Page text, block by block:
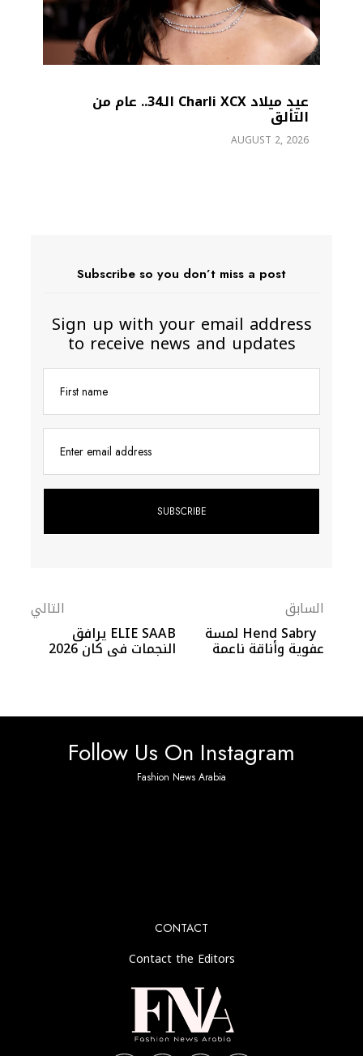
عيد ميلاد Charli XCX الـ34.. عام من
التألق
AUGUST 2, 2026
Subscribe so you don’t miss a post
Sign up with your email address
to receive news and updates
First name
Enter email address
السابق
Hend Sabry لمسة
عفوية وأناقة ناعمة
التالي
ELIE SAAB يرافق
النجمات في كان 2026
Follow Us On Instagram
Fashion News Arabia
CONTACT
Contact the Editors